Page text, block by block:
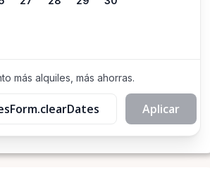
más alquiles, más ahorras.
Aplicar